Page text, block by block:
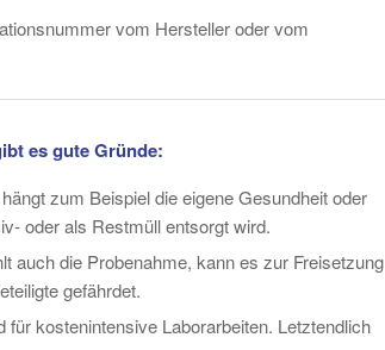
vom Hersteller oder vom
es gute Gründe:
zum Beispiel die eigene Gesundheit oder
oder als Restmüll entsorgt wird.
auch die Probenahme, kann es zur Freisetzung
gefährdet.
kostenintensive Laborarbeiten. Letztendlich